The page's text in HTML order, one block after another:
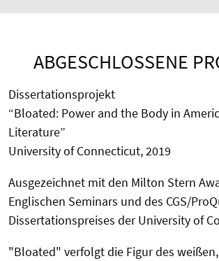
ABGESCHLOSSENE
Dissertationsprojekt
“Bloated: Power and the Body in
Literature”
University of Connecticut, 2019
Ausgezeichnet mit den Milton Stern
Englischen Seminars und des CGS/
Dissertationspreises der University of
"Bloated" verfolgt die Figur des